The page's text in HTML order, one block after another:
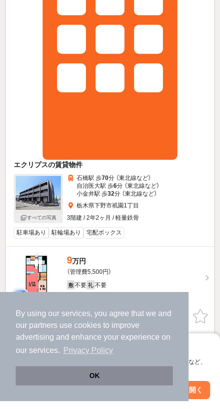
By using our services, you agree that we and
our partners use cookies to improve
advertising and enhance your experience on
our services.
Privacy Policy
OK
アプリに切り替えて、サクサクお部屋探し
会員登録なしですぐ使える。マップ検索やお気に入り保存など、
アプリを開く
エクリプスの賃貸物件
すべての写真
石橋駅 歩70分 （東北線など）
自治医大駅 歩6分 （東北線など）
小金井駅 歩32分 （東北線など）
栃木県下野市祇園1丁目
3階建 / 2年2ヶ月 / 軽量鉄骨
駐車場あり 駐輪場あり 宅配ボックス
9万円
（管理費5,500円）
敷 不要 礼 不要
お問い合わせ（無料）
ほか提供
（管理費5,500円）
2階 / 1LDK / 40.27㎡
絞り込み条件を変更